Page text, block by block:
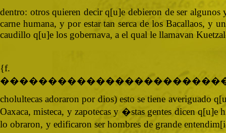
dentro: otros quieren decir q[u]e debieron de ser algunos
carne humana, y por estar tan serca de los Bacallaos, y
caudillo q[u]e los gobernava, a el qual le llamavan
cholultecas adoraron por dios) esto se tiene averiguado
Oaxaca, misteca, y zapotecas y �stas gentes dicen
lo obraron, y edificaron ser hombres de grande